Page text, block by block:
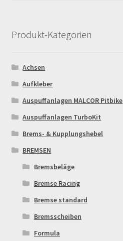
MALCOR PITCROSS / DIRTBIKE
Mein Konto
Member Directory
MERCHANDISE
My Account
My Profile
Produkt-Kategorien
Achsen
Aufkleber
Auspuffanlagen MALCOR Pitbike
Auspuffanlagen TurboKit
Brems- & Kupplungshebel
BREMSEN
Bremsbeläge
Bremse Racing
Bremse standard
Bremsscheiben
Formula